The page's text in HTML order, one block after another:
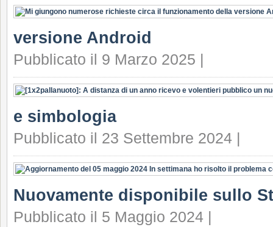
versione Android
Pubblicato il 9 Marzo 2025 |
e simbologia
Pubblicato il 23 Settembre 2024 |
Nuovamente disponibile sullo
Pubblicato il 5 Maggio 2024 |